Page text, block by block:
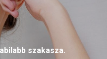
szakasza.